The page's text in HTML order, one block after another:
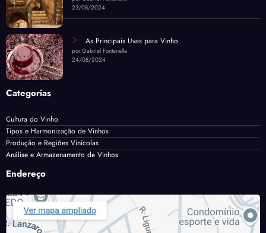
23/08/2024
As Principais Uvas para Vinho
por Gabriel Fontenelle
24/08/2024
Categorias
Cultura do Vinho
Tipos e Harmonização de Vinhos
Produção e Regiões Vinícolas
Análise e Armazenamento de Vinhos
Endereço